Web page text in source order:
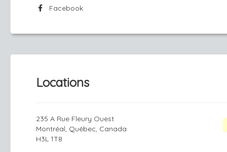
Facebook
Locations
235 A Rue Fleury Ouest
Montréal, Québec, Canada
H3L 1T8